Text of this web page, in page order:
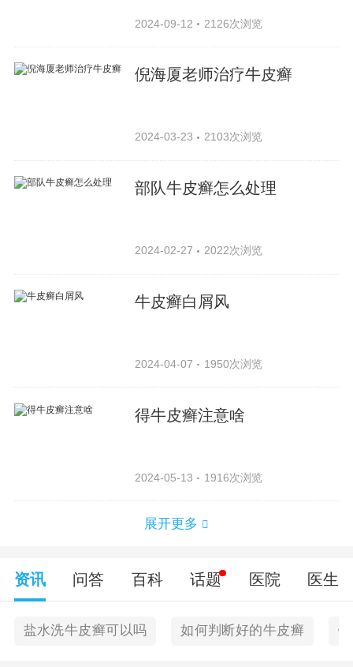
2024-09-12 2126次浏览
倪海厦老师治疗牛皮癣
2024-03-23 2103次浏览
部队牛皮癣怎么处理
2024-02-27 2022次浏览
牛皮癣白屑风
2024-04-07 1950次浏览
得牛皮癣注意啥
2024-05-13 1916次浏览
展开更多
资讯 问答 百科 话题 医院 医生
盐水洗牛皮癣可以吗 如何判断好的牛皮癣